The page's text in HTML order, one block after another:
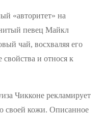
«авторитет» на
певец Майкл
чай, восхваляя его
и относя к
Чикконе рекламирует
своей кожи. Описанное